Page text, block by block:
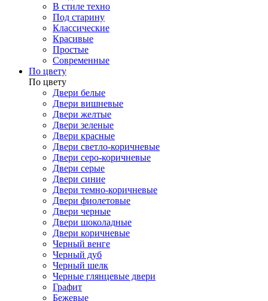
В стиле техно
Под старину
Классические
Красивые
Простые
Современные
По цвету
По цвету
Двери белые
Двери вишневые
Двери желтые
Двери зеленые
Двери красные
Двери светло-коричневые
Двери серо-коричневые
Двери серые
Двери синие
Двери темно-коричневые
Двери фиолетовые
Двери черные
Двери шоколадные
Двери коричневые
Черный венге
Черный дуб
Черный шелк
Черные глянцевые двери
Графит
Бежевые